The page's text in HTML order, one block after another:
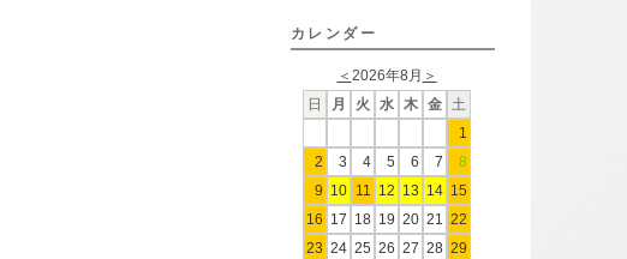
カレンダー
＜ 2026年8月 ＞
日
月 火 水 木 金
土
1
2
3 4 5 6 7
8
9 10 11 12 13 14 15
16 17 18 19 20 21
22
23 24 25 26 27 28 29